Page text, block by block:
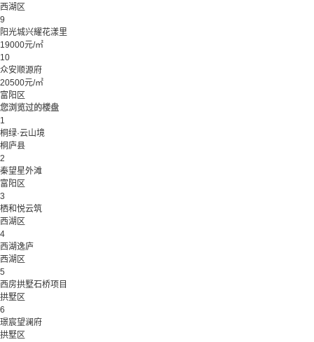
西湖区
9
阳光城兴耀花漾里
19000元/㎡
10
众安顺源府
20500元/㎡
富阳区
您浏览过的楼盘
1
桐绿·云山境
桐庐县
2
秦望星外滩
富阳区
3
栖和悦云筑
西湖区
4
西湖逸庐
西湖区
5
西房拱墅石桥项目
拱墅区
6
璟宸望澜府
拱墅区